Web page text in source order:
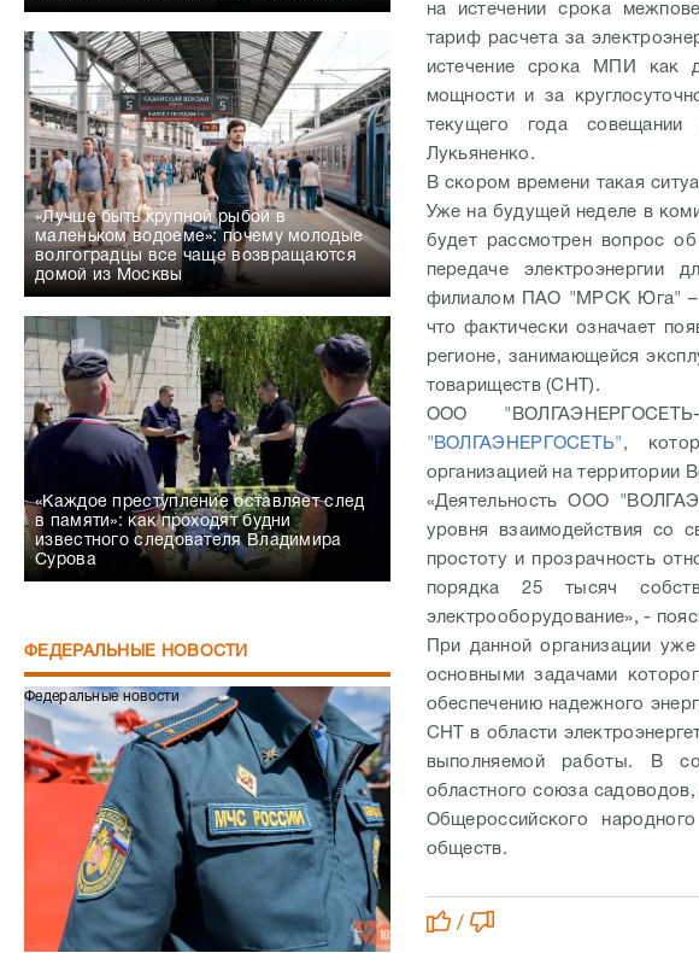
«Лучше быть крупной рыбой в
маленьком водоеме»: почему молодые
волгоградцы все чаще возвращаются
домой из Москвы
«Каждое преступление оставляет след
в памяти»: как проходят будни
известного следователя Владимира
Сурова
ФЕДЕРАЛЬНЫЕ НОВОСТИ
Федеральные новости
на истечении срока
тариф расчета за
истечение срока МПИ как
мощности и за
текущего года
Лукьяненко.
В скором времени такая
Уже на будущей неделе в
будет рассмотрен вопрос
передаче электроэнергии
филиалом ПАО "МРСК Юга" –
что фактически означает
регионе, занимающейся
товариществ (СНТ).
ООО
"ВОЛГАЭНЕРГОСЕТЬ" ,
организацией на территории
«Деятельность ООО
уровня взаимодействия со
простоту и прозрачность
порядка 25 тысяч
электрооборудование», -
При данной организации
основными задачами
обеспечению надежного
СНТ в области
выполняемой работы. В
областного союза
Общероссийского
обществ.
/